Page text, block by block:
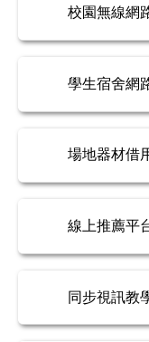
校園無線網
學生宿舍網
場地器材借
線上推薦平
同步視訊教